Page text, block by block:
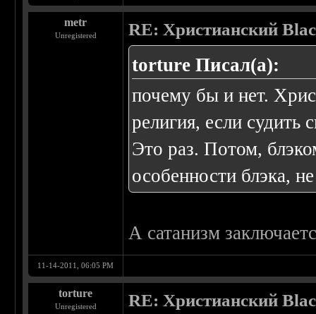
metr
Unregistered RE: Христианский
torture Писал(а):
почему бы и нет.
религия, если судить
Это раз. Потом,
особенности блэка,
А сатанизм
11-14-2011, 06:05 PM
torture
Unregistered RE: Христианский